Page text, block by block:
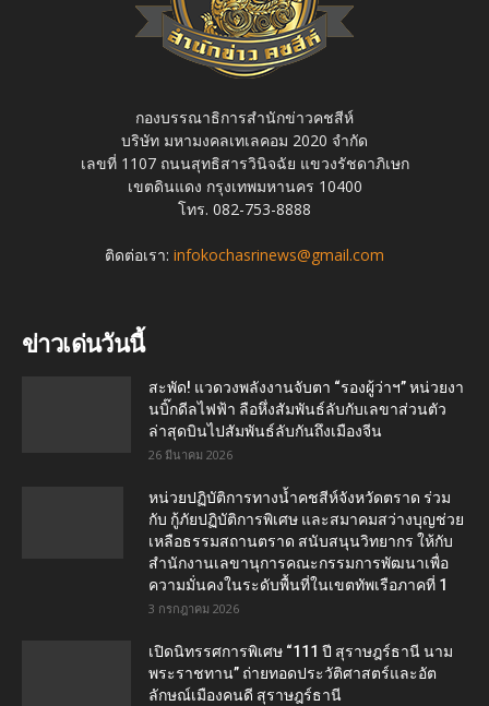
กองบรรณาธิการสำนักข่าวคชสีห์
บริษัท มหามงคลเทเลคอม 2020 จำกัด
เลขที่ 1107 ถนนสุทธิสารวินิจฉัย แขวงรัชดาภิเษก
เขตดินแดง กรุงเทพมหานคร 10400
โทร. 082-753-8888
ติดต่อเรา: infokochasrinews@gmail.com
ข่าวเด่นวันนี้
สะพัด! แวดวงพลังงานจับตา “รองผู้ว่าฯ” หน่วยงา
นบิ๊กดีลไฟฟ้า ลือหึ่งสัมพันธ์ลับกับเลขาส่วนตัว
ล่าสุดบินไปสัมพันธ์ลับกันถึงเมืองจีน
26 มีนาคม 2026
หน่วยปฏิบัติการทางน้ำคชสีห์จังหวัดตราด ร่วม
กับ กู้ภัยปฏิบัติการพิเศษ และสมาคมสว่างบุญช่วย
เหลือธรรมสถานตราด สนับสนุนวิทยากร ให้กับ
สำนักงานเลขานุการคณะกรรมการพัฒนาเพื่อ
ความมั่นคงในระดับพื้นที่ในเขตทัพเรือภาคที่ 1
3 กรกฎาคม 2026
เปิดนิทรรศการพิเศษ “111 ปี สุราษฎร์ธานี นาม
พระราชทาน” ถ่ายทอดประวัติศาสตร์และอัต
ลักษณ์เมืองคนดี สุราษฎร์ธานี